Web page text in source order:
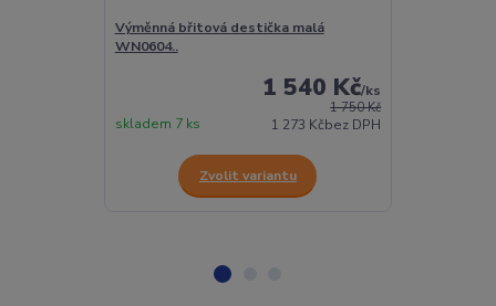
Výměnná břitová destička malá
WN0604..
1 750 Kč
1 540 Kč/ks
1 273 Kčbez DPH
skladem 7 ks
Zvolit variantu